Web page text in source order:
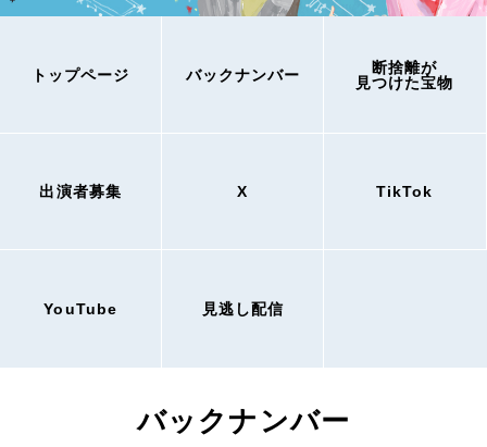
トップページ バックナンバー
断捨離が
見つけた宝物
出演者募集 X TikTok
YouTube 見逃し配信
バックナンバー